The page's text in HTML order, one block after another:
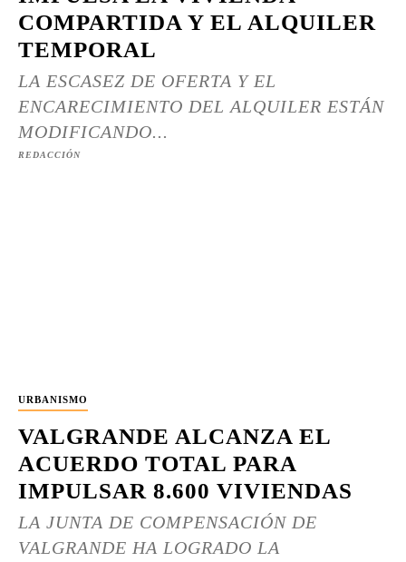
COMPARTIDA Y EL ALQUILER
TEMPORAL
LA ESCASEZ DE OFERTA Y EL
ENCARECIMIENTO DEL ALQUILER ESTÁN
MODIFICANDO...
REDACCIÓN
URBANISMO
VALGRANDE ALCANZA EL
ACUERDO TOTAL PARA
IMPULSAR 8.600 VIVIENDAS
LA JUNTA DE COMPENSACIÓN DE
VALGRANDE HA LOGRADO LA